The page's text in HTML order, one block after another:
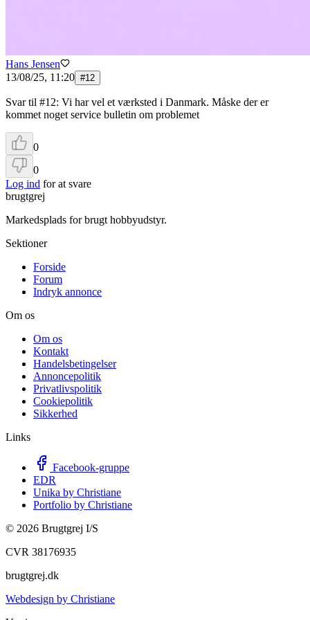
Hans Jensen
13/08/25, 11:20 #12
Svar til #12: Vi har vel et værksted i Danmark. Måske der er
kommet noget service bulletin om problemet
0
0
Log ind for at svare
brugtgrej
Markedsplads for brugt hobbyudstyr.
Sektioner
Forside
Forum
Indryk annonce
Om os
Om os
Kontakt
Handelsbetingelser
Annoncepolitik
Privatlivspolitik
Cookiepolitik
Sikkerhed
Links
Facebook-gruppe
EDR
Unika by Christiane
Portfolio by Christiane
© 2026 Brugtgrej I/S
CVR 38176935
brugtgrej.dk
Webdesign by Christiane